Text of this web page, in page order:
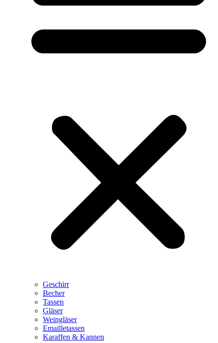
Geschirr
Becher
Tassen
Gläser
Weingläser
Emailletassen
Karaffen & Kannen